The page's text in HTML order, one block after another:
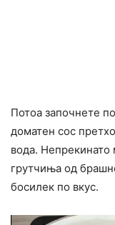
Потоа започнете
доматен сос
вода. Непрекинато
грутчиња од
босилек по вкус.